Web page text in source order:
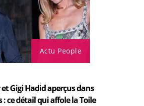
Actu People
Gigi Hadid aperçus dans
: ce détail qui affole la Toile